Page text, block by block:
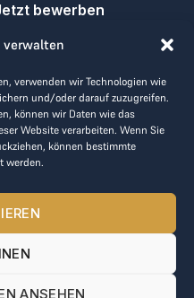
verwenden wir Technologien wie
und/oder darauf zuzugreifen.
können wir Daten wie das
Website verarbeiten. Wenn Sie
können bestimmte
werden.
ANSEHEN
bewerben
Ihnen gerne weiter.
vorbehalten.